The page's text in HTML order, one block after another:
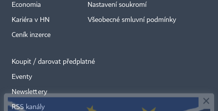
Economia
Kariéra v HN
Ceník inzerce
Nastavení soukromí
Všeobecné smluvní podmínky
Koupit / darovat předplatné
Eventy
Newslettery
RSS kanály